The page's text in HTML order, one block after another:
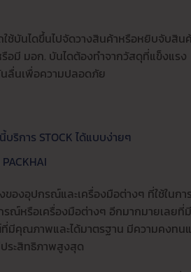
บันไดขึ้นไปจัดวางสินค้าหรือหยิบจับสิน
อมี มอก. บันไดต้องทำจากวัสดุที่แข็งแรง
นลื่นเพื่อความปลอดภัย
ริการ STOCK ได้แบบง่ายๆ
องอุปกรณ์และเครื่องมือต่างๆ ที่ใช้ในการ
ณ์หรือเครื่องมือต่างๆ อีกมากมายเลยที่มี
มีคุณภาพและได้มาตรฐาน มีความคงทน
ประสิทธิภาพสูงสุด